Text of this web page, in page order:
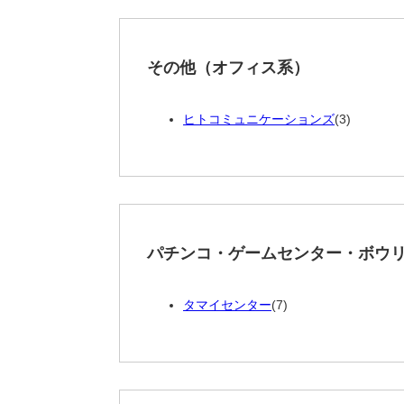
その他（オフィス系）
ヒトコミュニケーションズ(3)
パチンコ・ゲームセンター・ボウ
タマイセンター(7)